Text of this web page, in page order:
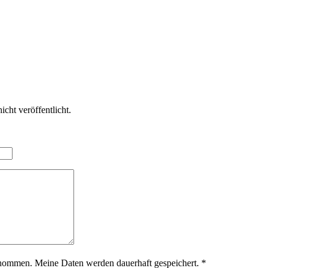
veröffentlicht.
Meine Daten werden dauerhaft gespeichert. *